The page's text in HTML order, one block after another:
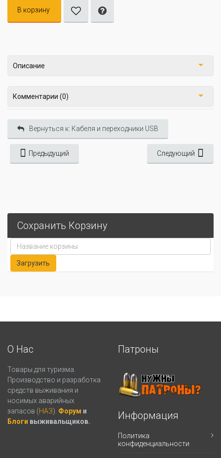
В корзину
Описание
Комментарии (0)
Вернуться к: Кабеля и переходники USB
Предыдущий Следующий
Сохранить Корзину
О Нас
Товары для туризма.
Производство и разработка
средств выживания и
носимых аварийных
запасов (НАЗ). Форум и
Блоги выживальщиков.
Патроны
Информация
Политика
конфиденциальности